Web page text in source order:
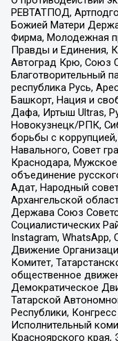
РЕВТАТПОД,
Божией Матери
Фирма, Молодежная
Правды и Единения,
Автоград Крю, Союз
Благотворительный
республика Русь,
Башкорт, Нация и
Дафа, Иртыш Ultras,
Новокузнецк/РПК,
борьбы с
Навального, Совет
Краснодара,
объединение
Адат, Народный
Архангельской
Держава Союз
Социалистических
Instagram,
Движение
Комитет,
общественное
Демократическое
Татарской
Республики,
Исполнительный
Красноярского края,